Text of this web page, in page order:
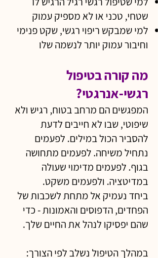
שטחי, טכני או לא מספיק עמוק
למי שמבקש ריפוי רגשי, שקט פנימי
וחיבור עמוק יותר לנשמה שלו
מה קורה בטיפול
רגשי-אנרגטי?
המפגשים הם מרחב בטוח, רגיש ולא
שיפוטי, שבו לא חייבים לדעת
להסביר הכול במילים. לפעמים
נתחיל משיחה. לפעמים מתחושה
בגוף. לפעמים מדימוי שעולה
במדיטציה. ולפעמים משקט.
ביחד נעמיק אל מתחת לשכבות של
הפחדים, הדפוסים והאמונות - כדי
שהם יפסיקו לנהל את החיים שלך.
במהלך הטיפול נשלב לפי הצורך: